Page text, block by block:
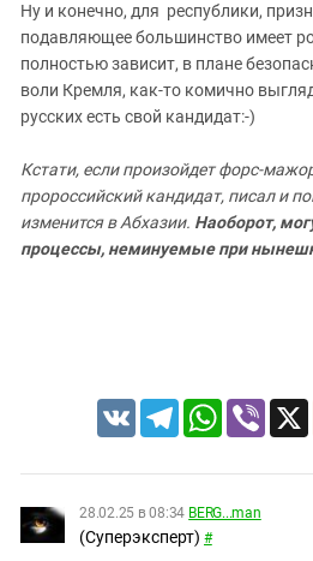
Ну и конечно, для республики,
подавляющее большинство имеет
полностью зависит, в плане
воли Кремля, как-то комично
русских есть свой кандидат:-)
Кстати, если произойдет форс-
пророссийский кандидат, писал и
изменится в Абхазии. Наоборот,
процессы, неминуемые при
VK TelegramWhatsApp
Viber X
28.02.25 в 08:34 BERG...man
(Суперэксперт) #